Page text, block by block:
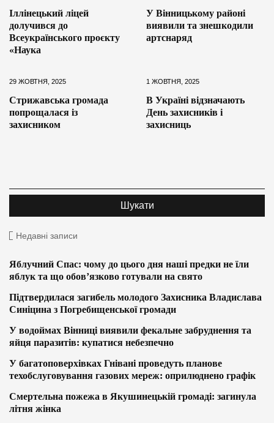
Іллінецький ліцей
долучився до
Всеукраїнського проєкту
«Наука
У Вінницькому районі
виявили та знешкодили
артснаряд
29 ЖОВТНЯ, 2025
Стрижавська громада
попрощалася із
захисником
1 ЖОВТНЯ, 2025
В Україні відзначають
День захисників і
захисниць
Недавні записи
Яблучний Спас: чому до цього дня наші предки не їли
яблук та що обов’язково готували на свято
Підтвердилася загибель молодого Захисника Владислава
Синіцина з Погребищенської громади
У водоймах Вінниці виявили фекальне забруднення та
яйця паразитів: купатися небезпечно
У багатоповерхівках Гнівані проведуть планове
техобслуговування газових мереж: оприлюднено графік
Смертельна пожежа в Якушинецькій громаді: загинула
літня жінка